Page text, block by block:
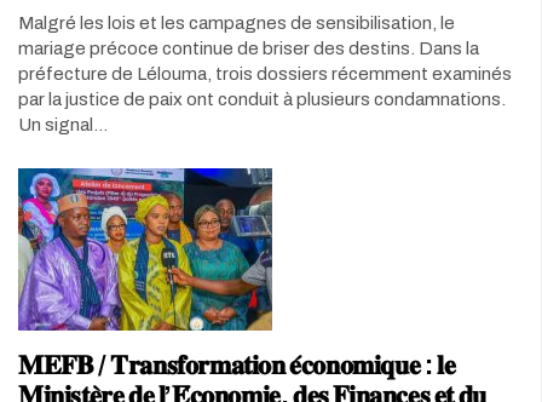
Malgré les lois et les campagnes de sensibilisation, le
mariage précoce continue de briser des destins. Dans la
préfecture de Lélouma, trois dossiers récemment examinés
par la justice de paix ont conduit à plusieurs condamnations.
Un signal…
𝐌𝐄𝐅𝐁 / 𝐓𝐫𝐚𝐧𝐬𝐟𝐨𝐫𝐦𝐚𝐭𝐢𝐨𝐧 𝐞́𝐜𝐨𝐧𝐨𝐦𝐢𝐪𝐮𝐞 : 𝐥𝐞